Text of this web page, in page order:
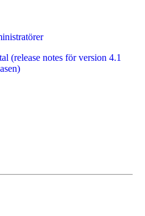
(release notes för version 4.1